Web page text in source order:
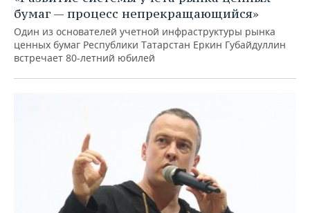
бумаг — процесс непрекращающийся»
Один из основателей учетной инфраструктуры рынка
ценных бумаг Республики Татарстан Еркин Губайдуллин
встречает 80-летний юбилей